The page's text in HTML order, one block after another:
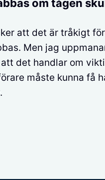
om tågen
att det är tråkigt
Men jag
det handlar om
måste kunna få